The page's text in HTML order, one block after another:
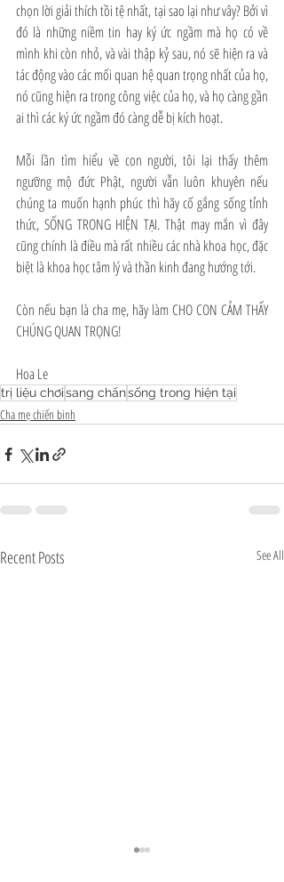
chọn lời giải thích tồi tệ nhất, tại sao lại như vây? Bởi vì
đó là những niềm tin hay ký ức ngầm mà họ có về
mình khi còn nhỏ, và vài thập kỷ sau, nó sẽ hiện ra và
tác động vào các mối quan hệ quan trọng nhất của họ,
nó cũng hiện ra trong công việc của họ, và họ càng gần
ai thì các ký ức ngầm đó càng dễ bị kích hoạt.
Mỗi lần tìm hiểu về con người, tôi lại thấy thêm
ngưỡng mộ đức Phật, người vẫn luôn khuyên nếu
chúng ta muốn hạnh phúc thì hãy cố gắng sống tỉnh
thức, SỐNG TRONG HIỆN TẠI. Thật may mắn vì đây
cũng chính là điều mà rất nhiều các nhà khoa học, đặc
biệt là khoa học tâm lý và thần kinh đang hướng tới.
Còn nếu bạn là cha mẹ, hãy làm CHO CON CẢM THẤY
CHÚNG QUAN TRỌNG!
Hoa Le
trị liệu chơisang chấnsống trong hiện tại
Cha mẹ chiến binh
Recent Posts See All